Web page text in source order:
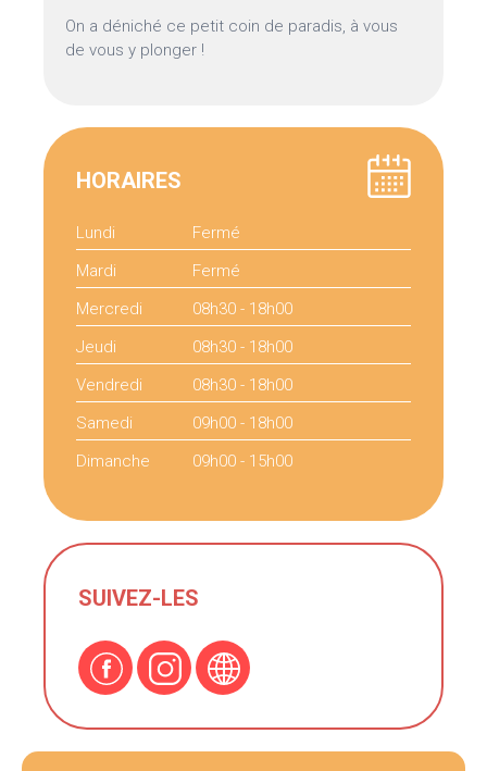
On a déniché ce petit coin de paradis, à vous
de vous y plonger !
HORAIRES
Lundi
Fermé
Mardi
Fermé
Mercredi
08h30 - 18h00
Jeudi
08h30 - 18h00
Vendredi
08h30 - 18h00
Samedi
09h00 - 18h00
Dimanche
09h00 - 15h00
SUIVEZ-LES